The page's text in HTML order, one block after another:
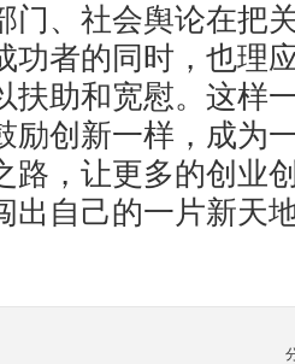
门、社会舆论在把
功者的同时，也理
扶助和宽慰。这样
励创新一样，成为
路，让更多的创业
出自己的一片新天